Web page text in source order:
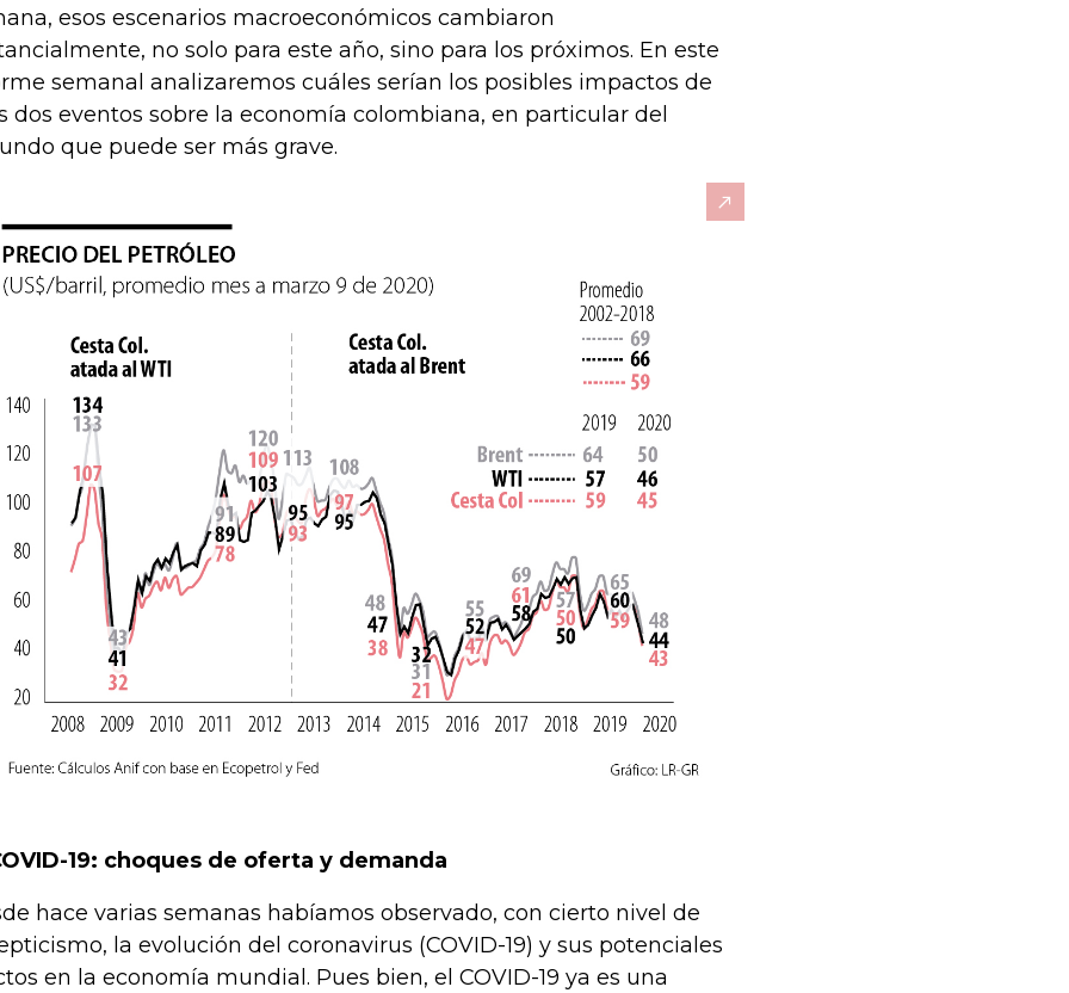
esos escenarios macroeconómicos cambiaron
no solo para este año, sino para los próximos. En este
semanal analizaremos cuáles serían los posibles impactos de
dos eventos sobre la economía colombiana, en particular del
que puede ser más grave.
19: choques de oferta y demanda
hace varias semanas habíamos observado, con cierto nivel de
la evolución del coronavirus (COVID-19) y sus potenciales
en la economía mundial. Pues bien, el COVID-19 ya es una